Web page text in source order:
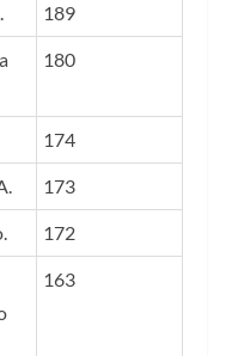
189
180
174
173
172
163